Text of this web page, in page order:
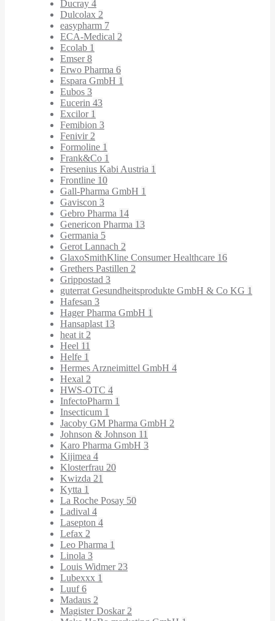
Ducray 4
Dulcolax 2
easypharm 7
ECA-Medical 2
Ecolab 1
Emser8
Erwo Pharma 6
Espara GmbH 1
Eubos 3
Eucerin 43
Excilor 1
Femibion 3
Fenivir 2
Formoline 1
Frank&Co 1
Fresenius Kabi Austria 1
Frontline 10
Gall-Pharma GmbH 1
Gaviscon 3
Gebro Pharma 14
Genericon Pharma 13
Germania 5
Gerot Lannach 2
GlaxoSmithKline Consumer Healthcare 16
Grethers Pastillen 2
Grippostad 3
guterrat Gesundheitsprodukte GmbH & Co KG 1
Hafesan 3
Hager Pharma GmbH 1
Hansaplast 13
heat it 2
Heel 11
Helfe 1
Hermes Arzneimittel GmbH 4
Hexal 2
HWS-OTC 4
InfectoPharm 1
Insecticum 1
Jacoby GM Pharma GmbH 2
Johnson & Johnson 11
Karo Pharma GmbH 3
Kijimea 4
Klosterfrau 20
Kwizda 21
Kytta 1
La Roche Posay 50
Ladival 4
Lasepton 4
Lefax 2
Leo Pharma 1
Linola 3
Louis Widmer 23
Lubexxx 1
Luuf6
Madaus 2
Magister Doskar 2